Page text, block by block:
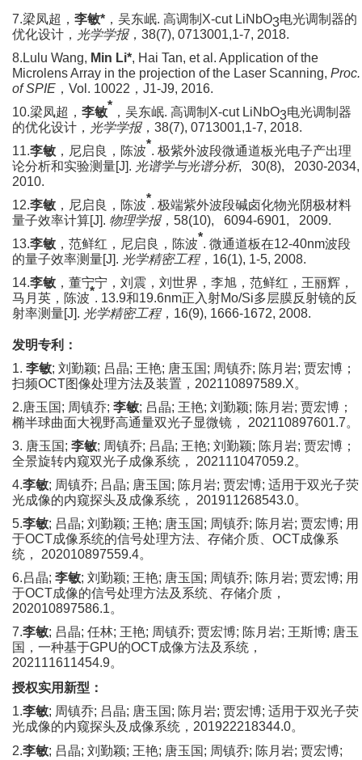
7.梁凤超， 李敏* ，吴东岷. 高调制 X-cut LiNbO3电光调制器的
优化设计， 光学学报， 38(7), 0713001,1-7, 2018.
8.Lulu Wang, Min Li*, Hai Tan, et al. Application of the
Microlens Array in the projection of the Laser Scanning, Proc.
of SPIE ， Vol. 10022 ， J1-J9, 2016.
10.梁凤超， 李敏* ，吴东岷. 高调制 X-cut LiNbO3电光调制器
的优化设计， 光学学报， 38(7), 0713001,1-7, 2018.
11.李敏 ，尼启良，陈波*. 极紫外波段微通道板光电子产出理
论分析和实验测量[J]. 光谱学与光谱分析, 30(8), 2030-2034,
2010.
12.李敏 ，尼启良，陈波*. 极端紫外波段碱卤化物光阴极材料
量子效率计算[J]. 物理学报， 58(10), 6094-6901, 2009.
13.李敏 ，范鲜红，尼启良，陈波*. 微通道板在12-40nm波段
的量子效率测量[J]. 光学精密工程， 16(1), 1-5, 2008.
14.李敏 ，董宁宁，刘震，刘世界，李旭，范鲜红，王丽辉，
马月英，陈波*. 13.9和19.6nm正入射Mo/Si多层膜反射镜的反
射率测量[J]. 光学精密工程， 16(9), 1666-1672, 2008.
发明专利：
1. 李敏; 刘勤颖; 吕晶; 王艳; 唐玉国 ; 周镇乔; 陈月岩; 贾宏博；
扫频OCT图像处理方法及装置， 202110897589.X。
2.唐玉国 ; 周镇乔; 李敏; 吕晶; 王艳; 刘勤颖; 陈月岩; 贾宏博；
椭半球曲面大视野高通量双光子显微镜，
202110897601.7。
3. 唐玉国 ; 李敏; 周镇乔; 吕晶; 王艳; 刘勤颖; 陈月岩; 贾宏博；
全景旋转内窥双光子成像系统，
202111047059.2。
4.李敏; 周镇乔; 吕晶; 唐玉国 ; 陈月岩; 贾宏博; 适用于双光子荧
光成像的内窥探头及成像系统，
201911268543.0。
5.李敏; 吕晶; 刘勤颖; 王艳; 唐玉国 ; 周镇乔; 陈月岩; 贾宏博; 用
于OCT成像系统的信号处理方法、存储介质、 OCT成像系
统，
202010897559.4。
6.吕晶; 李敏; 刘勤颖; 王艳; 唐玉国 ; 周镇乔; 陈月岩; 贾宏博; 用
于OCT成像的信号处理方法及系统、存储介质，
202010897586.1。
7.李敏; 吕晶; 任林; 王艳; 周镇乔; 贾宏博; 陈月岩; 王斯博; 唐玉
国，一种基于GPU的OCT成像方法及系统，
202111611454.9。
授权实用新型：
1.李敏; 周镇乔; 吕晶; 唐玉国 ; 陈月岩; 贾宏博; 适用于双光子荧
光成像的内窥探头及成像系统， 201922218344.0。
2.李敏; 吕晶; 刘勤颖; 王艳; 唐玉国 ; 周镇乔; 陈月岩; 贾宏博;